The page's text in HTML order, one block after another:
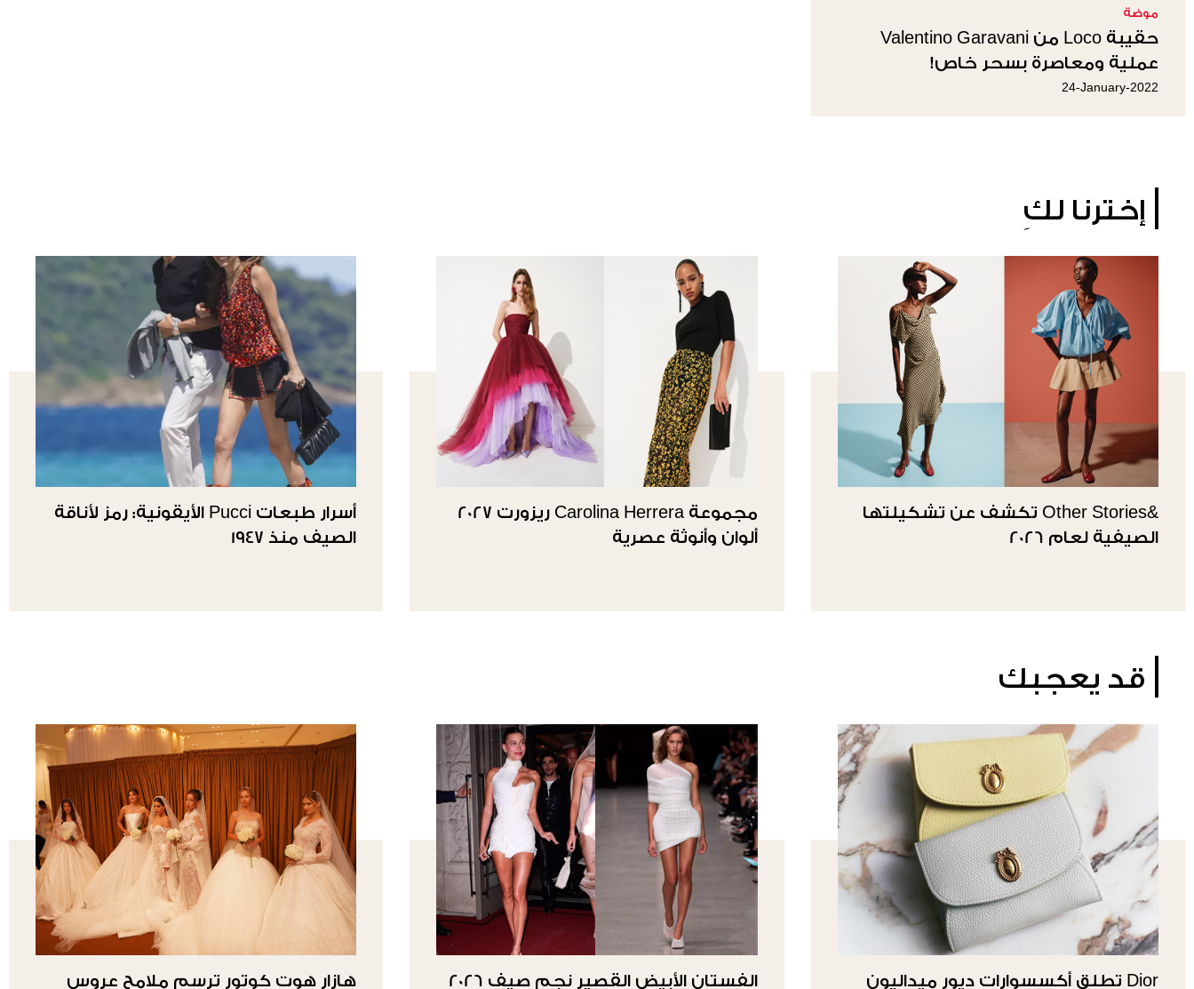
موضة
حقيبة Loco من Valentino Garavani
عملية ومعاصرة بسحر خاص!
24-January-2022
إخترنا لكِ
&Other Stories تكشف عن تشكيلتها
الصيفية لعام 2026
مجموعة Carolina Herrera ريزورت 2027
ألوان وأنوثة عصرية
أسرار طبعات Pucci الأيقونية: رمز لأناقة
الصيف منذ 1947
قد يعجبك
Dior تطلق أكسسوارات ديور ميداليون الفستان الأبيض القصير نجم صيف 2026 هازار هوت كوتور ترسم ملامح عروس